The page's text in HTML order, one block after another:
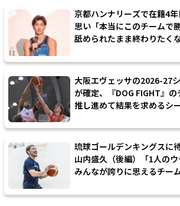
京都ハンナリーズで在籍4
思い「本当にこのチームで
舐められたまま終わりたくな
大阪エヴェッサの2026-27
が確定、『DOG FIGHT』
推し進めて結果を求めるシ
琉球ゴールデンキングスに
山内盛久（後編）「1人の
みんなが誇りに思えるチー